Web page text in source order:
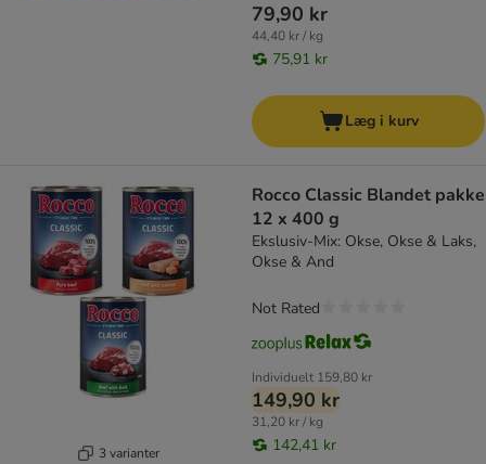
79,90 kr
44,40 kr / kg
75,91 kr
Læg i kurv
3 varianter
Rocco Classic Blandet pakke
12 x 400 g
Ekslusiv-Mix: Okse, Okse & Laks,
Okse & And
Individuelt 159,80 kr
149,90 kr
31,20 kr / kg
142,41 kr
Not Rated